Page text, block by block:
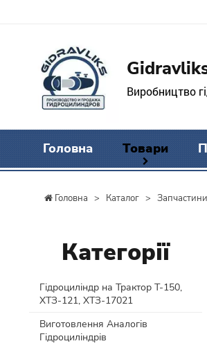
Виробництво
Головна Товари
Головна > Каталог >
Категорії
Гідроциліндр на Трактор Т-150,
ХТЗ-121, ХТЗ-17021
Виготовлення Аналогів
Гідроциліндрів